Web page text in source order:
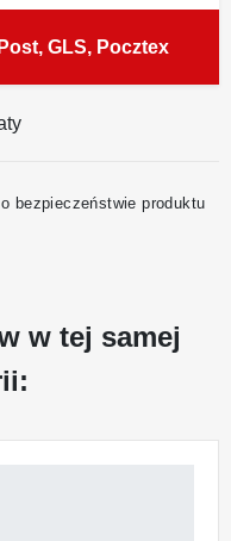
GLS, Pocztex
bezpieczeństwie produktu
w tej samej